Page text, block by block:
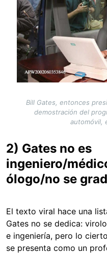
Bill Gates, entonces
demostración del
automóvil,
2) Gates no es
ingeniero/
ólogo/no se
El texto viral hace una
Gates no se dedica:
e ingeniería, pero lo
se presenta como un